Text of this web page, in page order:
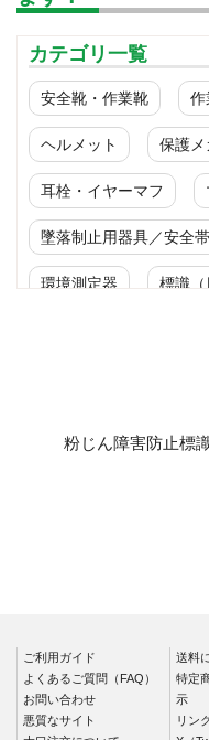
カテゴリ一覧
安全靴・作業靴 作
ヘルメット 保護メ
耳栓・イヤーマフ
墜落制止用器具／安全帯
環境測定器 標識（
ウイルス対策用品
商品カテゴリ一覧
粉じん障害防止標
ご利用ガイド
よくあるご質問（FAQ）
お問い合わせ
悪質なサイト
送料
特定
示
リンク